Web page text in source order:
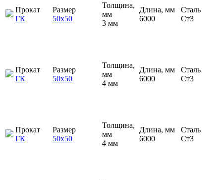
Прокат
ГК
Размер
50х50
Толщина,
мм
3 мм
Длина, мм
6000
Сталь
Ст3
Прокат
ГК
Размер
50х50
Толщина,
мм
4 мм
Длина, мм
6000
Сталь
Ст3
Прокат
ГК
Размер
50х50
Толщина,
мм
4 мм
Длина, мм
6000
Сталь
Ст3